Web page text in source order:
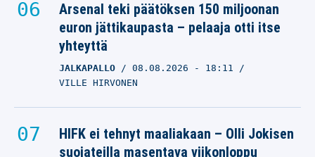
Arsenal teki päätöksen 150 miljoonan
euron jättikaupasta – pelaaja otti itse
yhteyttä
JALKAPALLO 08.08.2026 - 18:11
VILLE HIRVONEN
HIFK ei tehnyt maaliakaan – Olli Jokisen
suojateilla masentava viikonloppu